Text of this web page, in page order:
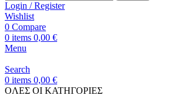
Login / Register
Wishlist
0 Compare
0 items 0,00 €
Menu
Search
0 items 0,00 €
OΛΕΣ ΟΙ ΚΑΤΗΓΟΡΙΕΣ